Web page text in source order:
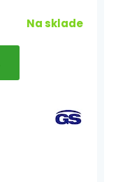
Na sklade